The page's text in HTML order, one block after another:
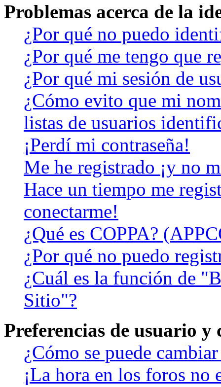
Problemas acerca de la
¿Por qué no puedo
¿Por qué me tengo que
¿Por qué mi sesión de
¿Cómo evito que mi
listas de usuarios
¡Perdí mi contraseña!
Me he registrado ¡y no
Hace un tiempo me
conectarme!
¿Qué es COPPA?
¿Por qué no puedo
¿Cuál es la función de
Sitio"?
Preferencias de usuario y
¿Cómo se puede
¡La hora en los foros no